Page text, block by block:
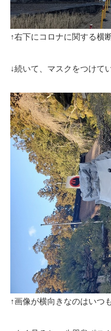
↑右下にコロナに関する横
↓続いて、マスクをつけて
↑画像が横向きなのはいつ